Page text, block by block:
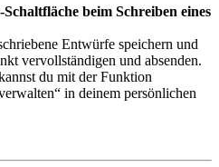
beim Schreiben eines
Entwürfe speichern und
vervollständigen und absenden.
du mit der Funktion
in deinem persönlichen